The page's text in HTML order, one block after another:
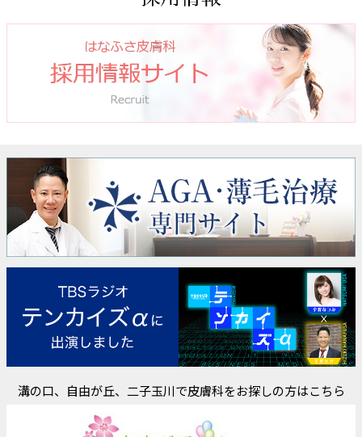
溝の口、自由が丘、二子玉川で皮膚科をお探しの方はこちら